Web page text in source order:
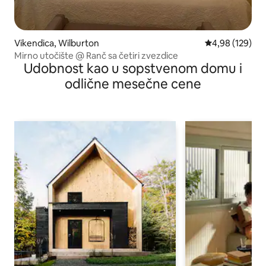
Vikendica, Wilburton Prosečna
4,98 (129)
Mirno utočište @ Ranč sa četiri zvezdice
Udobnost kao u sopstvenom domu i
odlične mesečne cene